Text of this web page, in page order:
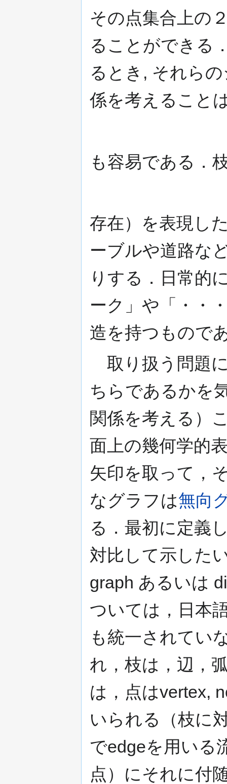
その点集合上の
ることができる
るとき, それら
係を考えること
も容易である．
存在）を表現し
ーブルや道路な
りする．日常的
ーク」や「・・
造を持つもので
取り扱う問題
ちらであるかを
関係を考える）
面上の幾何学的
矢印を取って，
なグラフは無向
る．最初に定義
対比して示した
graph あるいは
ついては，日本
も統一されてい
れ，枝は，辺，
は，点はvertex,
いられる（枝に
でedgeを用いる
点）にそれに付